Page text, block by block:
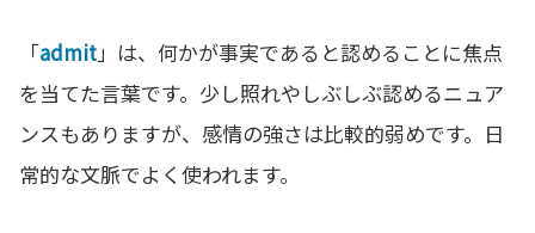
「admit」は、何かが事実であると認めることに焦点
を当てた言葉です。少し照れやしぶしぶ認めるニュア
ンスもありますが、感情の強さは比較的弱めです。日
常的な文脈でよく使われます。